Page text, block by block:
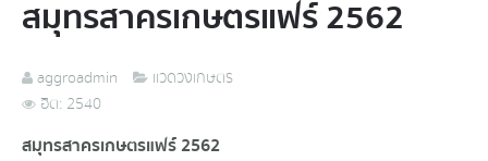
สมุทรสาครเกษตรแฟร์ 2562
aggroadmin
แวดวงเกษตร
ฮิต: 2540
สมุทรสาครเกษตรแฟร์ 2562